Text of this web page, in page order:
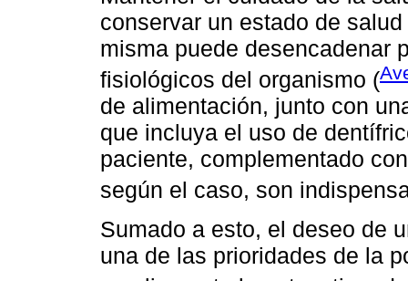
conservar un estado de
misma puede desencadenar
fisiológicos del organismo (
de alimentación, junto con
que incluya el uso de
paciente, complementado
según el caso, son
Sumado a esto, el deseo de
una de las prioridades de la